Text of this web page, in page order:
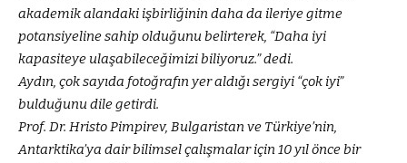
akademik alandaki işbirliğinin daha da ileriye gitme
potansiyeline sahip olduğunu belirterek, “Daha iyi
kapasiteye ulaşabileceğimizi biliyoruz.” dedi.
Aydın, çok sayıda fotoğrafın yer aldığı sergiyi “çok iyi”
bulduğunu dile getirdi.
Prof. Dr. Hristo Pimpirev, Bulgaristan ve Türkiye’nin,
Antarktika’ya dair bilimsel çalışmalar için 10 yıl önce bir